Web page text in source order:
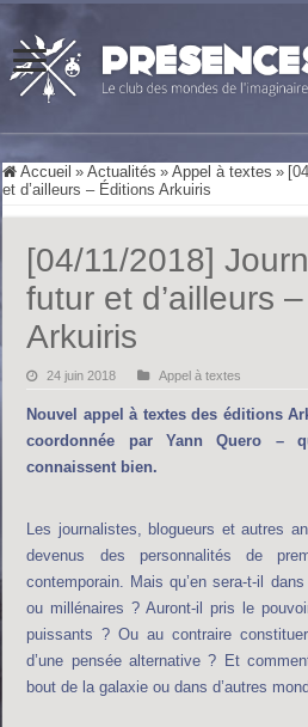
Accueil » Actualités » Appel à textes »
et d’ailleurs – Éditions Arkuiris
[04/11/2018]
futur et d’ailleurs
Arkuiris
24 juin 2018 Appel à textes
Nouvel appel à textes des éditions
coordonnée par Yann Quero –
connaissent bien.
Les journalistes, blogueurs et autres
devenus des personnalités de
contemporain. Mais qu’en sera-t-il
ou millénaires ? Auront-il pris le
puissants ? Ou au contraire
d’une pensée alternative ? Et
bout de la galaxie ou dans d’autres